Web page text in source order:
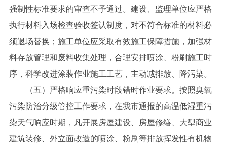
强制性标准要求的审查不予通过。建设、监理单位应严格
执行材料入场检查验收签认制度，对不符合标准的材料必
须退场替换；施工单位应采取有效施工保障措施，加强材
料存放管理和废料收集处理，合理安排喷涂、粉刷施工时
序，科学改进涂装作业施工工艺，主动减排放、降污染。
（五）严格响应重污染时段错时作业要求。按照臭氧
污染防治分级管控工作要求，在我市通报的高温低湿重污
染天气响应时期，凡开展房屋建设、房屋修缮、大型商业
建筑装修、外立面改造的喷涂、粉刷等排放挥发性有机物